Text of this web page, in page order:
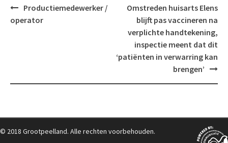
Post
navigation
Productiemedewerker /
operator
Omstreden huisarts Elens
blijft pas vaccineren na
verplichte handtekening,
inspectie meent dat dit
‘patiënten in verwarring kan
brengen’
© 2018 Grootpeelland. Alle rechten voorbehouden.